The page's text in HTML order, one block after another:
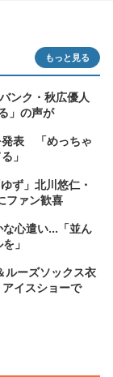
もっと見る
ンク・秋広優人
」の声が
発表 「めっちゃ
」
ず」北川悠仁・
ファン歓喜
心遣い...「並ん
」
ルーズソックス衣
イスショーで